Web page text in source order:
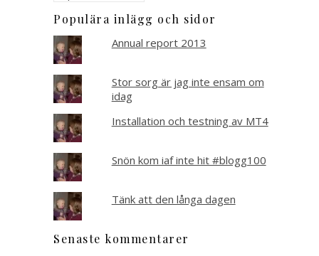
Populära inlägg och sidor
Annual report 2013
Stor sorg är jag inte ensam om
idag
Installation och testning av MT4
Snön kom iaf inte hit #blogg100
Tänk att den långa dagen
Senaste kommentarer